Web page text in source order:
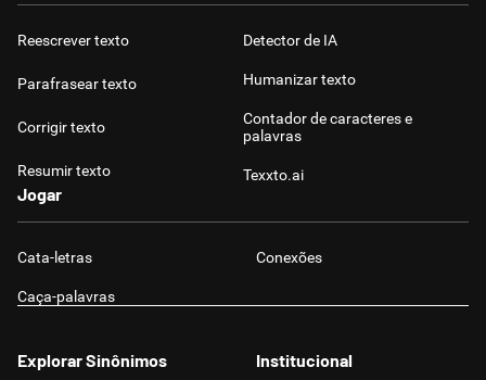
Reescrever texto
Parafrasear texto
Corrigir texto
Resumir texto
Detector de IA
Humanizar texto
Contador de caracteres e
palavras
Texxto.ai
Jogar
Cata-letras Conexões
Caça-palavras
Explorar Sinônimos Institucional